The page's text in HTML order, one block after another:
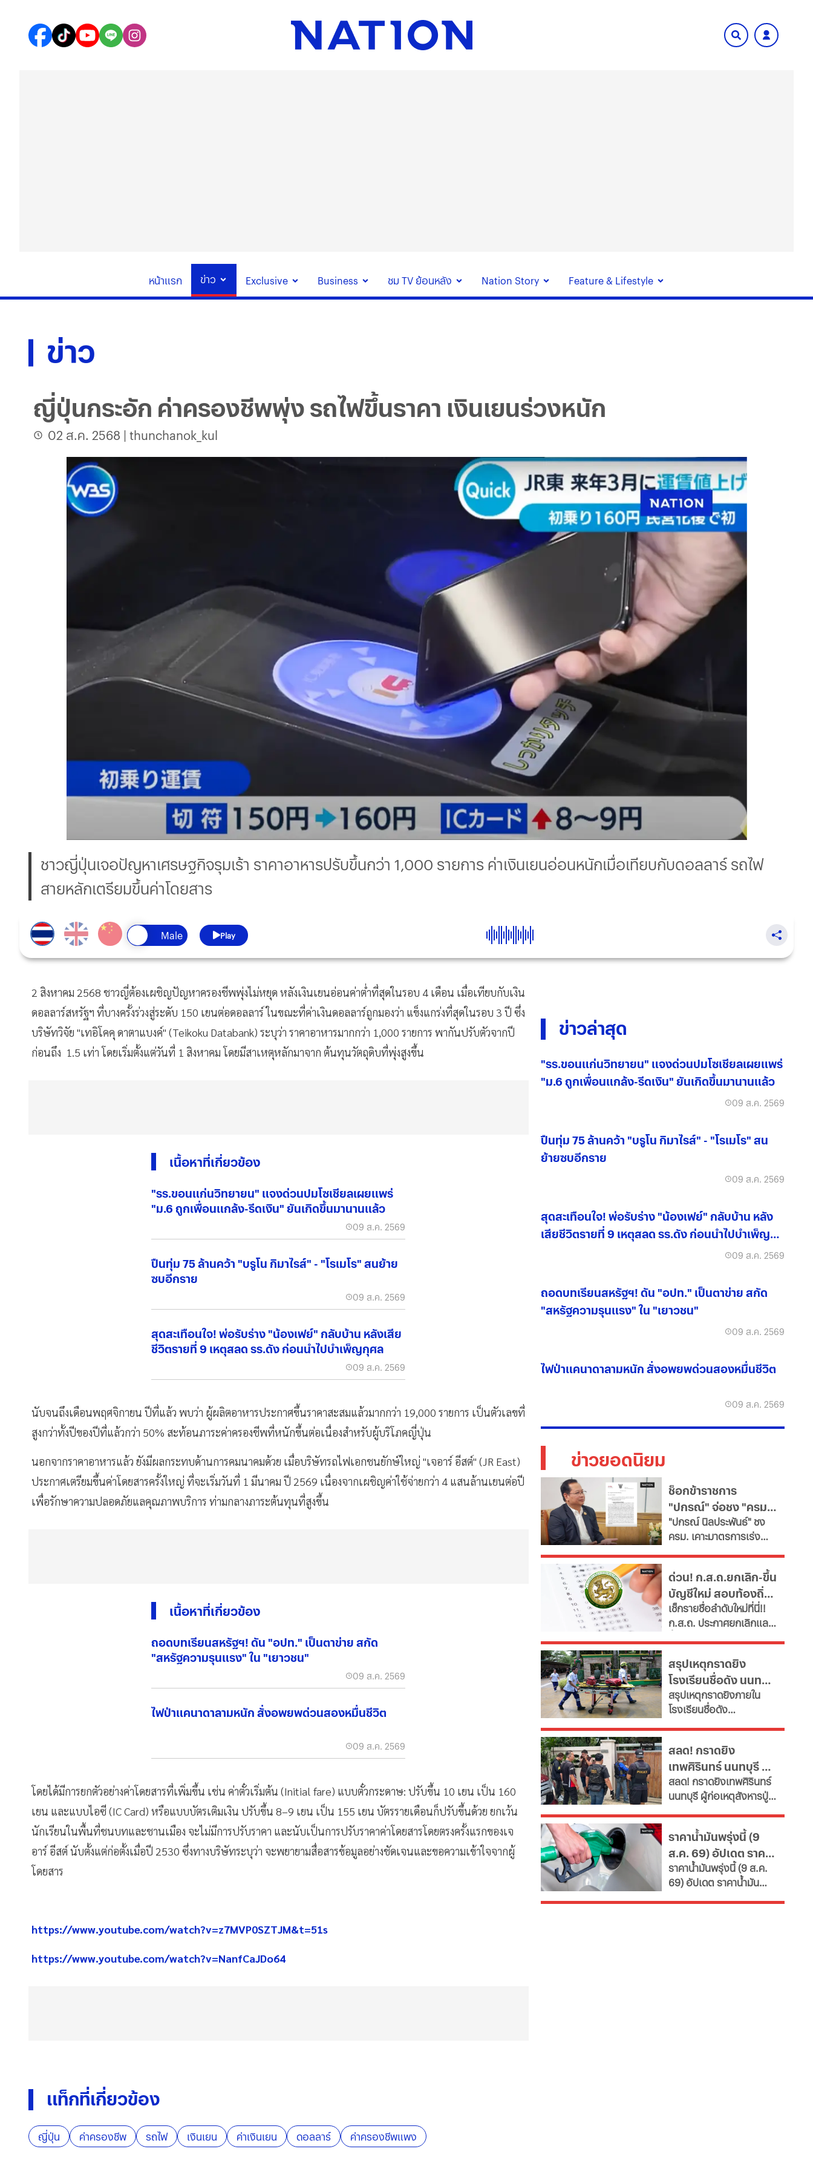
หน้าแรก ข่าว Exclusive Business ชม TV ย้อนหลัง Nation Story Feature & Lifestyle
ข่าว
ญี่ปุ่นกระอัก ค่าครองชีพพุ่ง รถไฟขึ้นราคา เงินเยนร่วงหนัก
02 ส.ค. 2568 | thunchanok_kul
ชาวญี่ปุ่นเจอปัญหาเศรษฐกิจรุมเร้า ราคาอาหารปรับขึ้นกว่า 1,000 รายการ ค่าเงินเยนอ่อนหนักเมื่อเทียบกับดอลลาร์ รถไฟ
สายหลักเตรียมขึ้นค่าโดยสาร
Play
2 สิงหาคม 2568 ชาวญี่ต้องเผชิญปัญหาครองชีพพุ่งไม่หยุด หลังเงินเยนอ่อนค่าต่ำที่สุดในรอบ 4 เดือน เมื่อเทียบกับเงิน
ดอลลาร์สหรัฐฯ ที่บางครั้งร่วงสู่ระดับ 150 เยนต่อดอลลาร์ ในขณะที่ค่าเงินดอลลาร์ถูกมองว่า แข็งแกร่งที่สุดในรอบ 3 ปี ซึ่ง
บริษัทวิจัย "เทอิโคคุ ดาตาแบงค์" (Teikoku Databank) ระบุว่า ราคาอาหารมากกว่า 1,000 รายการ พากันปรับตัวจากปี
ก่อนถึง 1.5 เท่า โดยเริ่มตั้งแต่วันที่ 1 สิงหาคม โดยมีสาเหตุหลักมาจาก ต้นทุนวัตถุดิบที่พุ่งสูงขึ้น
เนื้อหาที่เกี่ยวข้อง
"รร.ขอนแก่นวิทยายน" แจงด่วนปมโซเชียลเผยแพร่
"ม.6 ถูกเพื่อนแกล้ง-รีดเงิน" ยันเกิดขึ้นมานานแล้ว
09 ส.ค. 2569
ปืนทุ่ม 75 ล้านคว้า "บรูโน กิมาไรส์" - "โรเมโร" สนย้าย
ซบอีกราย
09 ส.ค. 2569
สุดสะเทือนใจ! พ่อรับร่าง "น้องเฟย์" กลับบ้าน หลังเสีย
ชีวิตรายที่ 9 เหตุสลด รร.ดัง ก่อนนำไปบำเพ็ญกุศล
09 ส.ค. 2569
นับจนถึงเดือนพฤศจิกายน ปีที่แล้ว พบว่า ผู้ผลิตอาหารประกาศขึ้นราคาสะสมแล้วมากกว่า 19,000 รายการ เป็นตัวเลขที่
สูงกว่าทั้งปีของปีที่แล้วกว่า 50% สะท้อนภาระค่าครองชีพที่หนักขึ้นต่อเนื่องสำหรับผู้บริโภคญี่ปุ่น
นอกจากราคาอาหารแล้ว ยังมีผลกระทบด้านการคมนาคมด้วย เมื่อบริษัทรถไฟเอกชนยักษ์ใหญ่ "เจอาร์ อีสต์" (JR East)
ประกาศเตรียมขึ้นค่าโดยสารครั้งใหญ่ ที่จะเริ่มวันที่ 1 มีนาคม ปี 2569 เนื่องจากเผชิญค่าใช้จ่ายกว่า 4 แสนล้านเยนต่อปี
เพื่อรักษาความปลอดภัยแลคุณภาพบริการ ท่ามกลางภาระต้นทุนที่สูงขึ้น
เนื้อหาที่เกี่ยวข้อง
ถอดบทเรียนสหรัฐฯ! ดัน "อปท." เป็นตาข่าย สกัด
"สหรัฐความรุนแรง" ใน "เยาวชน"
09 ส.ค. 2569
ไฟป่าแคนาดาลามหนัก สั่งอพยพด่วนสองหมื่นชีวิต
09 ส.ค. 2569
โดยได้มีการยกตัวอย่างค่าโดยสารที่เพิ่มขึ้น เช่น ค่าตั๋วเริ่มต้น (Initial fare) แบบตั๋วกระดาษ: ปรับขึ้น 10 เยน เป็น 160
เยน และแบบไอซี (IC Card) หรือแบบบัตรเติมเงิน ปรับขึ้น 8–9 เยน เป็น 155 เยน บัตรรายเดือนก็ปรับขึ้นด้วย ยกเว้น
นักเรียนในพื้นที่ชนบทและชานเมือง จะไม่มีการปรับราคา และนับเป็นการปรับราคาค่าโดยสารโดยตรงครั้งแรกของเจ
อาร์ อีสต์ นับตั้งแต่ก่อตั้งเมื่อปี 2530 ซึ่งทางบริษัทระบุว่า จะพยายามสื่อสารข้อมูลอย่างชัดเจนและขอความเข้าใจจากผู้
โดยสาร
https://www.youtube.com/watch?v=z7MVP0SZTJM&t=51s
https://www.youtube.com/watch?v=NanfCaJDo64⠀
ข่าวล่าสุด
"รร.ขอนแก่นวิทยายน" แจงด่วนปมโซเชียลเผยแพร่
"ม.6 ถูกเพื่อนแกล้ง-รีดเงิน" ยันเกิดขึ้นมานานแล้ว
09 ส.ค. 2569
ปืนทุ่ม 75 ล้านคว้า "บรูโน กิมาไรส์" - "โรเมโร" สน
ย้ายซบอีกราย
09 ส.ค. 2569
สุดสะเทือนใจ! พ่อรับร่าง "น้องเฟย์" กลับบ้าน หลัง
เสียชีวิตรายที่ 9 เหตุสลด รร.ดัง ก่อนนำไปบำเพ็ญ
09 ส.ค. 2569
ถอดบทเรียนสหรัฐฯ! ดัน "อปท." เป็นตาข่าย สกัด
"สหรัฐความรุนแรง" ใน "เยาวชน"
09 ส.ค. 2569
ไฟป่าแคนาดาลามหนัก สั่งอพยพด่วนสองหมื่นชีวิต
09 ส.ค. 2569
ข่าวยอดนิยม
ช็อกข้าราชการ
"ปกรณ์" จ่อชง "ครม."
รื้อใหญ่กำลังคนภาครัฐ
เช็ก 11 สายงานจะหาย
ไป
​"ปกรณ์ นิลประพันธ์" ชง
ครม. เคาะมาตรการเร่ง
จัดการกำลังคนภาครัฐ สั่ง
ทุกกระทรวง "ตรึงกำลัง
ใหม่-ยุบเลิกตำแหน่งว่าง
และสายงานสนับสนุนไม่
จำเป็น" ตั้งเป้าลดขนาด
ข้าราชการลงอย่างน้อย
รายจ่ายบุคลากรพุ่งทะยาน
กระทบเงินลงทุนโครงสร้าง
พื้นฐานและการพัฒนา
ประเทศ เผย 11 สายงานจะ
หายไป เช็กที่นี่
ด่วน! ก.ส.ถ.ยกเลิก-ขึ้น
บัญชีใหม่ สอบท้องถิ่น
2568 ทุกภาค
เช็กรายชื่อลำดับใหม่ที่นี่!!
ก.ส.ถ. ประกาศยกเลิกและ
ข้อผิดพลาดทางกฎหมาย
ดึงคนไม่ผ่านเกณฑ์สอบ
ภาค ค
สรุปเหตุกราดยิง
โรงเรียนชื่อดัง นนทบุรี
ล่าสุด ผู้ก่อเหตุเสียชีวิต
แล้ว
สรุปเหตุกราดยิงภายใน
โรงเรียนชื่อดัง
แล้ว ขณะที่ยอดผู้เสียชีวิต
พุ่งเป็น 7 ราย บาดเจ็บกว่า
15 ราย
สลด! กราดยิง
เทพศิรินทร์ นนทบุรี ดับ
7 พบยิงปู่ย่าก่อนบุก
โรงเรียน
สลด! กราดยิงเทพศิรินทร์
นนทบุรี ผู้ก่อเหตุสังหารปู่
ก่อนพกอาวุธและกระสุนมา
ก่อเหตุที่โรงเรียน
ราคาน้ำมันพรุ่งนี้ (9
ส.ค. 69) อัปเดต ราคา
น้ำมันล่าสุด จากปั๊ม
ใหญ่
ราคาน้ำมันพรุ่งนี้ (9 ส.ค.
69) อัปเดต ราคาน้ำมัน
แท็กที่เกี่ยวข้อง
ญี่ปุ่น ค่าครองชีพ รถไฟ เงินเยน ค่าเงินเยน ดอลลาร์ ค่าครองชีพแพง